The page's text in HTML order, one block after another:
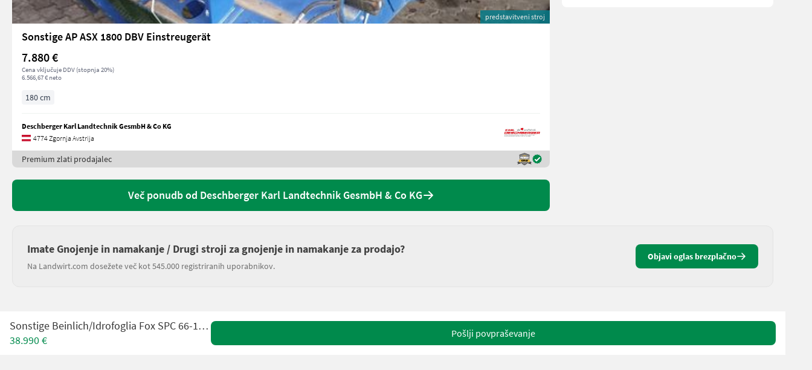
predstavitveni stroj
Sonstige AP ASX 1800 DBV Einstreugerät
7.880 €
Cena vključuje DDV (stopnja 20%)
6.566,67 € neto
180 cm
Deschberger Karl Landtechnik GesmbH & Co KG
4774 Zgornja Avstrija
Premium zlati prodajalec
Več ponudb od Deschberger Karl Landtechnik GesmbH & Co KG
Imate Gnojenje in namakanje / Drugi stroji za gnojenje in namakanje za prodajo?
Na Landwirt.com dosežete več kot 545.000 registriranih uporabnikov.
Objavi oglas brezplačno
Sonstige Beinlich/Idrofoglia Fox SPC 66-10 Pumpenaggregat
38.990 €
Pošlji povpraševanje